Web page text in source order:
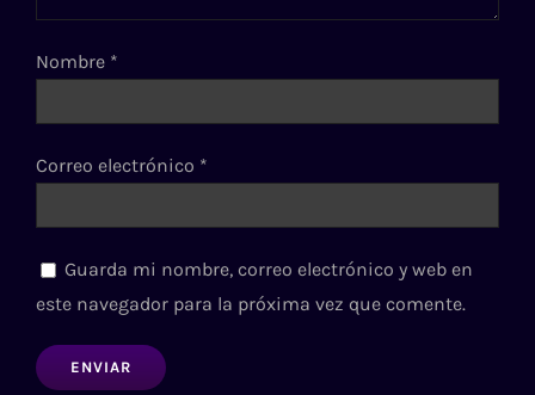
Nombre *
Correo electrónico *
Guarda mi nombre, correo electrónico y web en
este navegador para la próxima vez que comente.